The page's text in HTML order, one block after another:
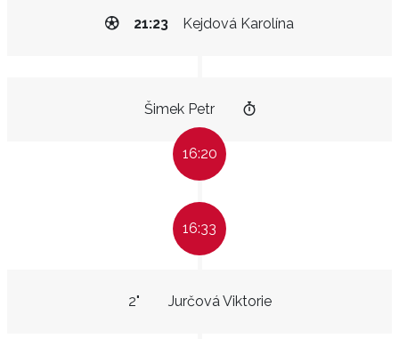
Kejdová Karolína
21:23
Šimek Petr
16:20
16:33
Jurčová Viktorie
2"